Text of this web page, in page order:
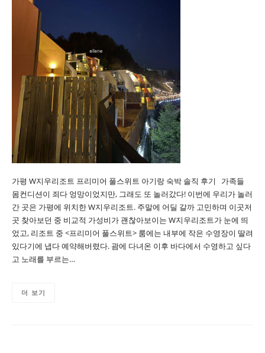
가평 W지우리조트 프리미어 풀스위트 아기랑 숙박 솔직 후기 가족들
몸컨디션이 죄다 엉망이었지만, 그래도 또 놀러갔다! 이번에 우리가 놀러
간 곳은 가평에 위치한 W지우리조트. 주말에 어딜 갈까 고민하며 이곳저
곳 찾아보던 중 비교적 가성비가 괜찮아보이는 W지우리조트가 눈에 띄
었고, 리조트 중 <프리미어 풀스위트> 룸에는 내부에 작은 수영장이 딸려
있다기에 냅다 예약해버렸다. 괌에 다녀온 이후 바다에서 수영하고 싶다
고 노래를 부르는…
더 보기